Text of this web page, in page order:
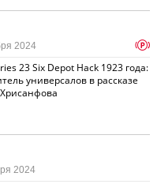
23 Six Depot Hack 1923 года:
универсалов в рассказе
2024 p
2024